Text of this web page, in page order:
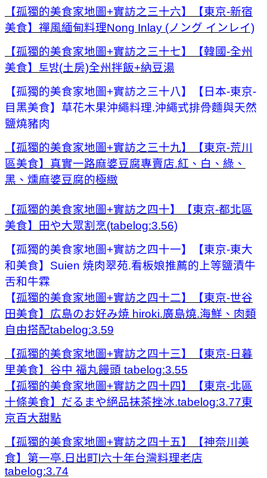
【孤獨的美食家地圖+實訪之三十六】【東京-新宿
美食】禪風緬甸料理Nong Inlay (ノング インレイ)
【孤獨的美食家地圖+實訪之三十七】【韓國-全州
美食】토방(土房)全州拌飯+納豆湯
【孤獨的美食家地圖+實訪之三十八】【日本-東京-
目黑美食】草花木果沖繩料理.沖繩式排骨麵與天然
鹽燒豬肉
【孤獨的美食家地圖+實訪之三十九】【東京-荒川
區美食】真實一路麻婆豆腐專賣店.紅、白、綠、
黑、燻麻婆豆腐的極緻
【孤獨的美食家地圖+實訪之四十】【東京-都北區
美食】田や大眾割烹(tabelog:3.56)
【孤獨的美食家地圖+實訪之四十一】【東京-東大
和美食】Suien 焼肉翠苑.看板娘推薦的上等鹽漬牛
舌和牛霖
【孤獨的美食家地圖+實訪之四十二】【東京-世谷
田美食】広島のお好み焼 hiroki.廣島燒.海鮮、肉類
自由搭配tabelog:3.59
【孤獨的美食家地圖+實訪之四十三】【東京-日暮
里美食】谷中 福丸饅頭 tabelog:3.55
【孤獨的美食家地圖+實訪之四十四】【東京-北區
十條美食】だるまや絕品抹茶挫冰.tabelog:3.77東
京百大甜點
【孤獨的美食家地圖+實訪之四十五】【神奈川美
食】第一亭.日出町l六十年台灣料理老店
tabelog:3.74